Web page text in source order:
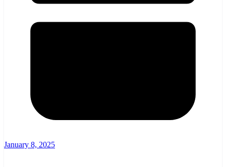
January 8, 2025